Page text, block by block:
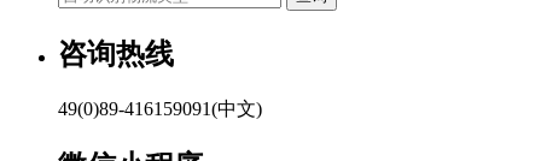
咨询热线
49(0)89-416159091(中文)